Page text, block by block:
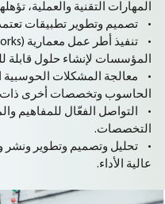
المهارات التقنية والعملية،
• تصميم وتطوير تطبيقات
المؤسسات لإنشاء حلول قابلة
• معالجة المشكلات الحوسبية
الحاسوب وتخصصات أخرى ذات
• التواصل الفعّال للمفاهيم
التخصصات.
• تحليل وتصميم وتطوير ونشر
عالية الأداء.